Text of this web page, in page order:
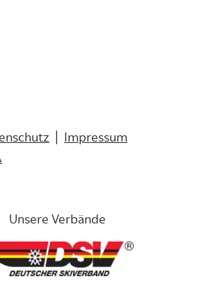
Impressum
Unsere Verbände